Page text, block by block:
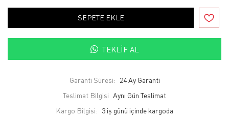
SEPETE EKLE
TEKLIF AL
Garanti Süresi: 24 Ay Garanti
Teslimat Bilgisi Aynı Gün Teslimat
Kargo Bilgisi: 3 iş günü içinde kargoda